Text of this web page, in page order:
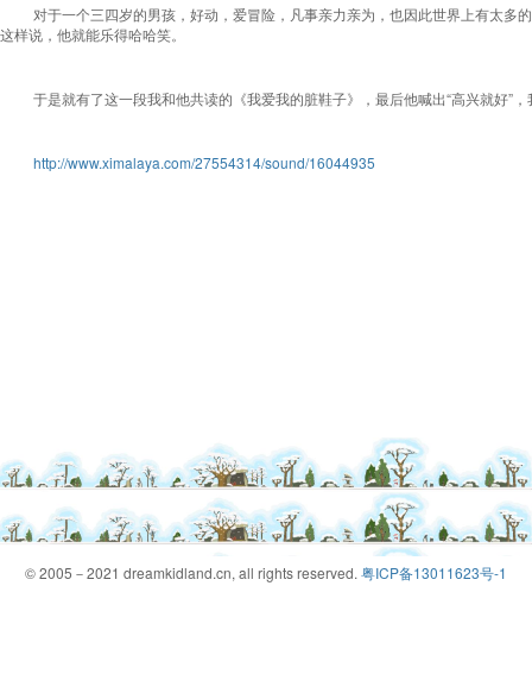
对于一个三四岁的男孩，好动，爱冒险，凡事亲力亲为，也因此世界上有太
这样说，他就能乐得哈哈笑。
于是就有了这一段我和他共读的《我爱我的脏鞋子》，最后他喊出“高兴就好”
http://www.ximalaya.com/27554314/sound/16044935
© 2005－2021 dreamkidland.cn, all rights reserved. 粤ICP备13011623号-1